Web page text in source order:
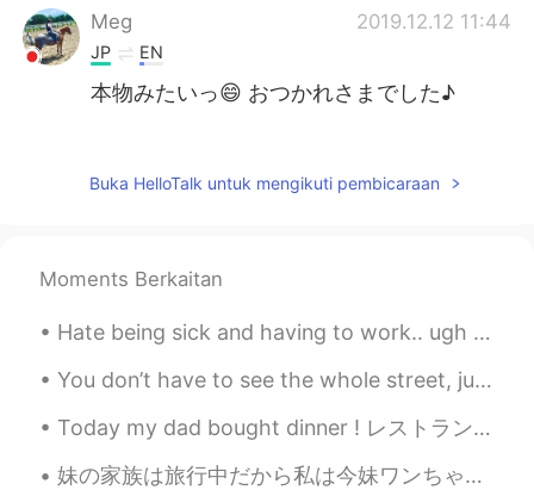
Meg 2019.12.12 11:44
JP EN
本物みたいっ😄 おつかれさまでした♪
EN JP
@michikoHo ho ho 笑
mikiko 2019.12.12 11:39
お疲れさまでした！園児たちも嬉しかった
でしょうね😊
Buka HelloTalk untuk mengikuti pembicaraan
Moments Berkaitan
Hate being sick and having to work.. ugh I feel like a ninja with no super power 😢 send me your “...
You don’t have to see the whole street, just take the first step. I wish that the coming year fi...
Today my dad bought dinner ! レストランでは食べられないでテイクアウト とても美味しかったです! 玉凤脆皮烧鸭 (クリスピーローストダック) 荔枝咕噜肉 (...
妹の家族は旅行中だから私は今妹ワンちゃんを守ってる Right now my little sisters family is on vacation, so I’m watching thei...